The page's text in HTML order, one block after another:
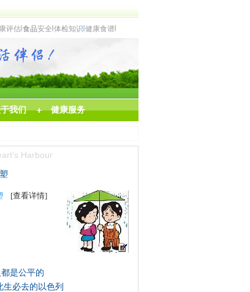
评估 食品安全 体检知识 健康食谱
我们 健康服务
Harbour
[查看详情]
是公平的
生必去的以色列